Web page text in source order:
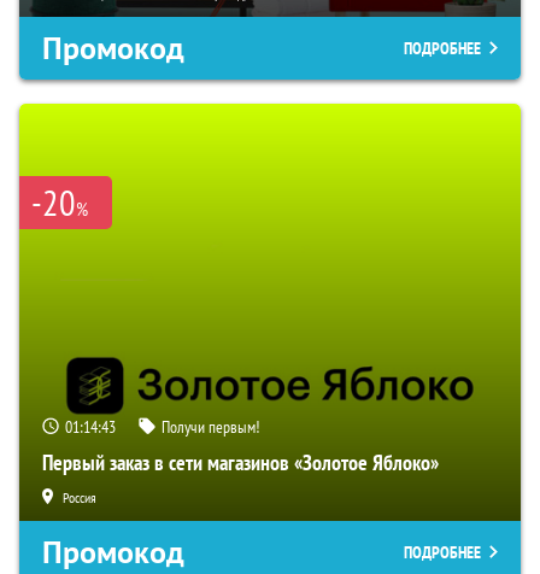
Промокод ПОДРОБНЕЕ
-20%
01:14:42 Получи первым!
Первый заказ в сети магазинов «Золотое Яблоко»
Россия
Промокод ПОДРОБНЕЕ